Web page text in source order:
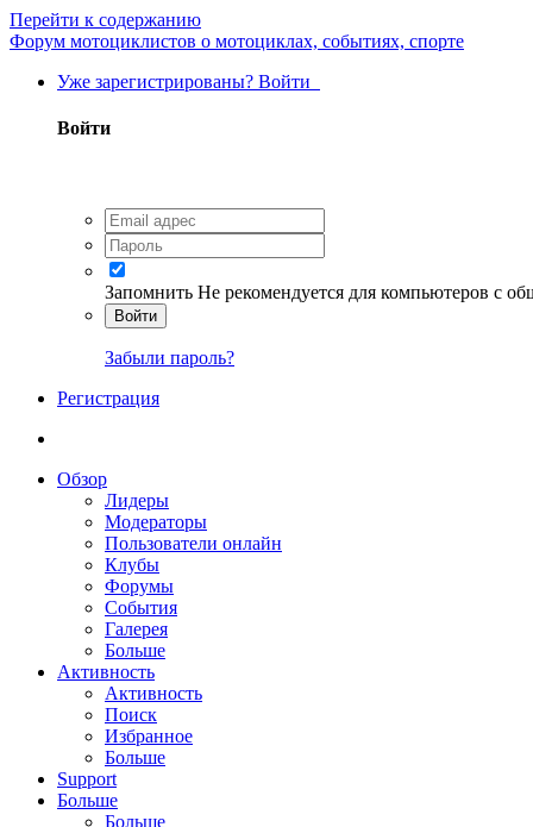
Перейти к содержанию
Форум мотоциклистов о мотоциклах, событиях, спорте
Уже зарегистрированы? Войти
Войти
Запомнить Не рекомендуется для компьютеров с
Войти
Забыли пароль?
Регистрация
Обзор
Лидеры
Модераторы
Пользователи онлайн
Клубы
Форумы
События
Галерея
Больше
Активность
Активность
Поиск
Избранное
Больше
Support
Больше
Больше